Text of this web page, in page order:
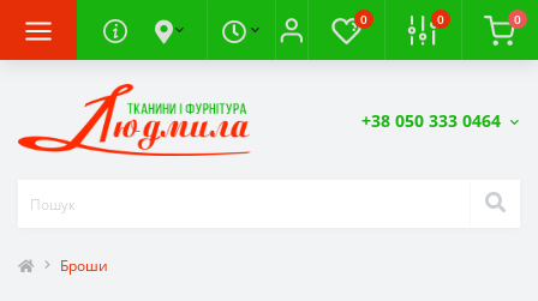
0 0 0
+38 050 333 0464
Броши